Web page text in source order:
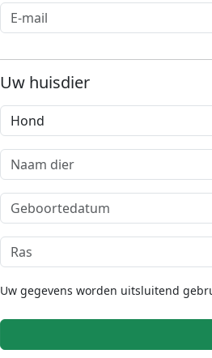
Uw huisdier
Uw gegevens worden uitsluitend